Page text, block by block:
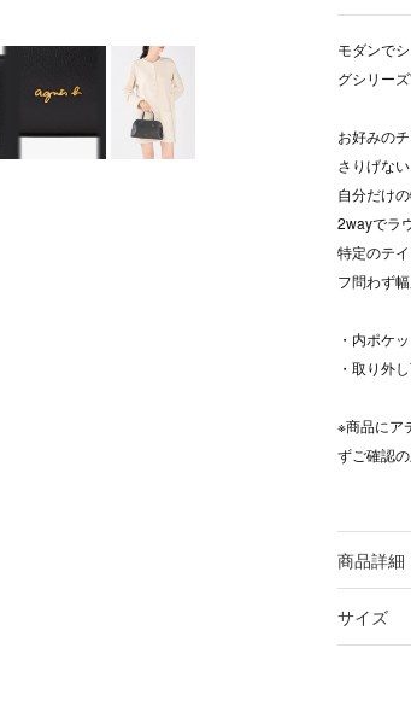
モダンで
グシリー
お好みの
さりげな
自分だけ
2wayでラ
特定のテ
フ問わず
・内ポケ
・取り外
※商品にア
ずご確認
商品詳細
サイズ